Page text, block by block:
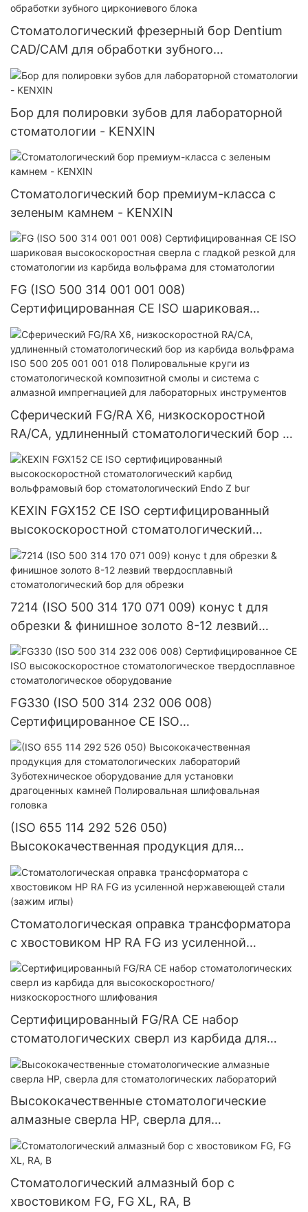
Стоматологический фрезерный бор Dentium
CAD/CAM для обработки зубного
циркониевого блока
Бор для полировки зубов для лабораторной
стоматологии - KENXIN
Стоматологический бор премиум-класса с
зеленым камнем - KENXIN
FG (ISO 500 314 001 001 008)
Сертифицированная CE ISO шариковая
высокоскоростная сверла с гладкой резкой
для стоматологии из карбида вольфрама для
стоматологии
Сферический FG/RA X6, низкоскоростной
RA/CA, удлиненный стоматологический бор из
карбида вольфрама ISO 500 205 001 001 018
Полировальные круги из стоматологической
композитной смолы и система с алмазной
импрегнацией для лабораторных
инструментов
KEXIN FGX152 CE ISO сертифицированный
высокоскоростной стоматологический
карбид вольфрамовый бор
стоматологический Endo Z bur
7214 (ISO 500 314 170 071 009) конус t для
обрезки & финишное золото 8-12 лезвий
твердосплавный стоматологический бор для
обрезки
FG330 (ISO 500 314 232 006 008)
Сертифицированное CE ISO
высокоскоростное стоматологическое
твердосплавное стоматологическое
оборудование
(ISO 655 114 292 526 050)
Высококачественная продукция для
стоматологических лабораторий
Зуботехническое оборудование для установки
драгоценных камней Полировальная
шлифовальная головка
Стоматологическая оправка трансформатора
с хвостовиком HP RA FG из усиленной
нержавеющей стали (зажим иглы)
Сертифицированный FG/RA CE набор
стоматологических сверл из карбида для
высокоскоростного/низкоскоростного
шлифования
Высококачественные стоматологические
алмазные сверла HP, сверла для
стоматологических лабораторий
Стоматологический алмазный бор с
хвостовиком FG, FG XL, RA, B